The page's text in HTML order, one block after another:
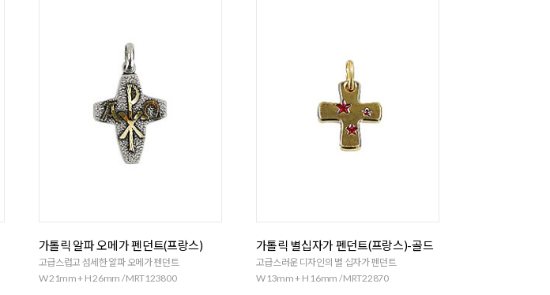
가톨릭 알파 오메가 펜던트(프랑스)
고급스럽고 섬세한 알파 오메가 펜던트
W 21mm + H 26mm / MRT123800
가톨릭 별십자가 펜던트(프랑스)-골드
고급스러운 디자인의 별 십자가 펜던트
W 13mm + H 16mm / MRT22870